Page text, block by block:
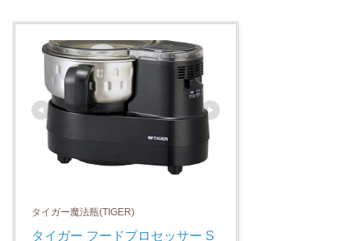
タイガー魔法瓶(TIGER)
タイガー フードプロセッサー S